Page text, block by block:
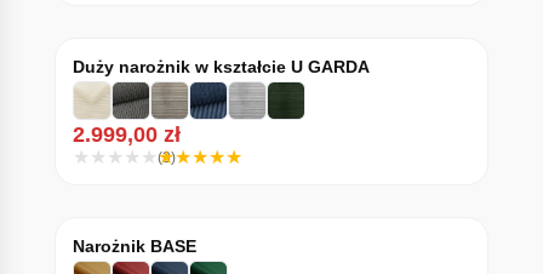
Duży narożnik w kształcie U GARDA
2.999,00 zł
(3)
Narożnik BASE